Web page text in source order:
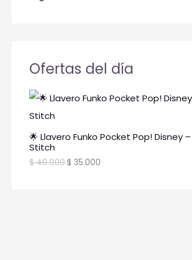
Ofertas del día
🌟 Llavero Funko Pocket Pop! Disney –
Stitch
$40.000 $ 35.000